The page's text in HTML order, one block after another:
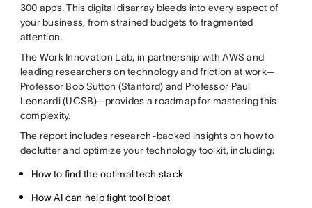
300 apps. This digital disarray bleeds into every aspect of
your business, from strained budgets to fragmented
attention.
The Work Innovation Lab, in partnership with AWS and
leading researchers on technology and friction at work—
Professor Bob Sutton (Stanford) and Professor Paul
Leonardi (UCSB)—provides a roadmap for mastering this
complexity.
The report includes research-backed insights on how to
declutter and optimize your technology toolkit, including:
How to find the optimal tech stack
How AI can help fight tool bloat